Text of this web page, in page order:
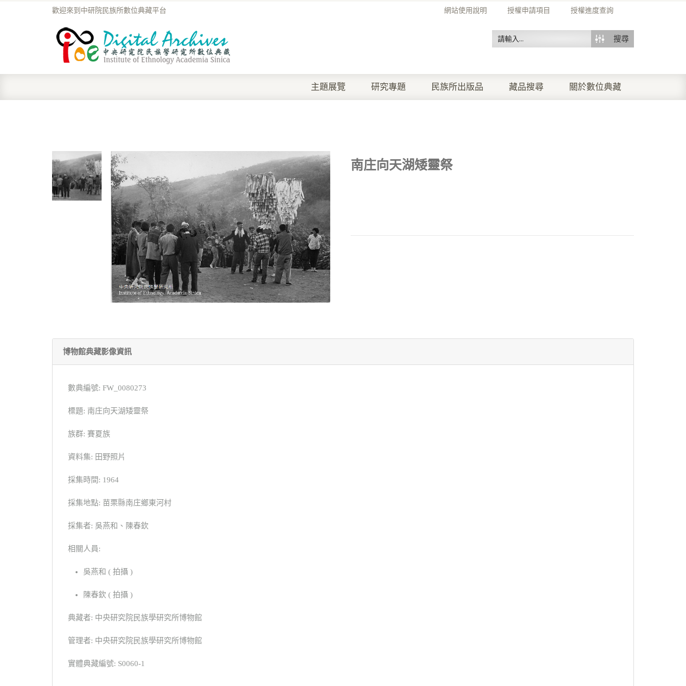
網站使用說明 授權申請項目 授權進度查詢
歡迎來到中研院民族所數位典藏平台
搜尋
主題展覽 研究專題 民族所出版品 藏品搜尋 關於數位典藏
南庄向天湖矮靈祭
博物館典藏影像資訊
數典編號: FW_0080273
標題: 南庄向天湖矮靈祭
族群: 賽夏族
資料集: 田野照片
採集時間: 1964
採集地點: 苗栗縣南庄鄉東河村
採集者: 吳燕和、陳春欽
相關人員:
吳燕和 ( 拍攝 )
陳春欽 ( 拍攝 )
典藏者: 中央研究院民族學研究所博物館
管理者: 中央研究院民族學研究所博物館
實體典藏編號: S0060-1